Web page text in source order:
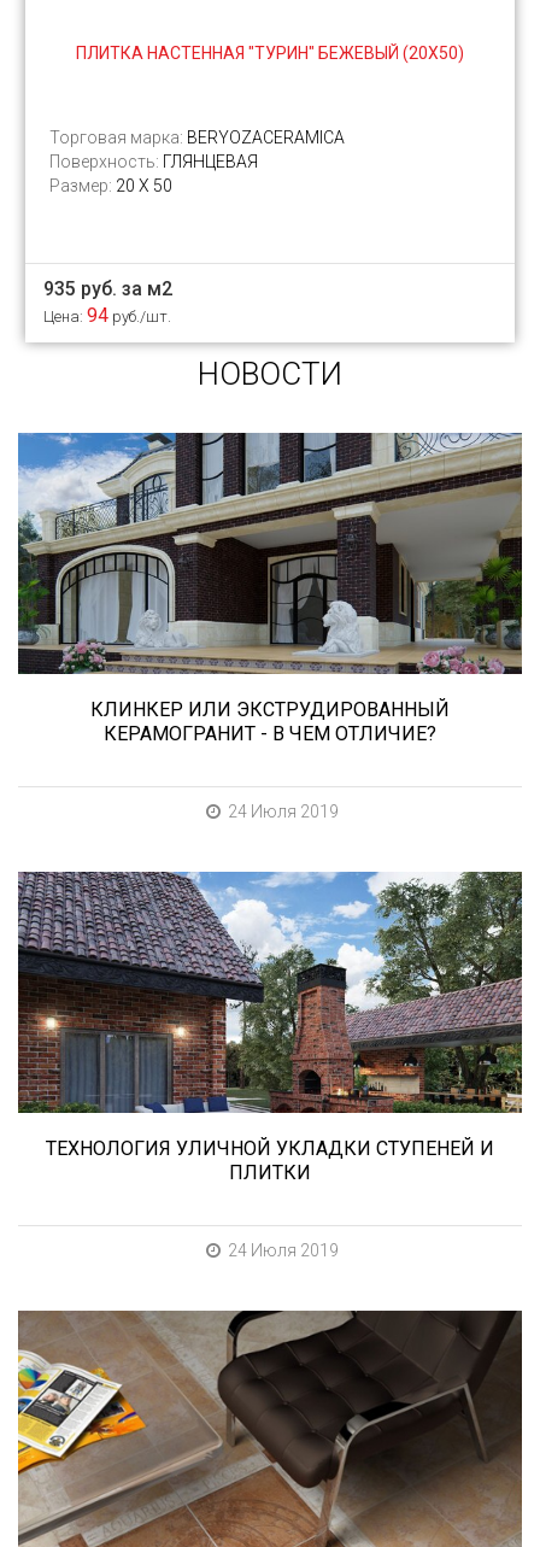
ПЛИТКА НАСТЕННАЯ "ТУРИН" БЕЖЕВЫЙ (20Х50)
Торговая марка: BERYOZACERAMICA
Поверхность: ГЛЯНЦЕВАЯ
Размер: 20 Х 50
935 руб. за м2
Цена: 94 руб./шт.
НОВОСТИ
Сегодня «клинкером» называют все подряд...
и напольную плитку и ступени (фронтальные,
угловые) для облицовки крыльца, фасадную
плитку и другие материалы преимущественно
для экстерьерной отделки домов, зон
мангала, барбекю, лестниц и...
КЛИНКЕР ИЛИ ЭКСТРУДИРОВАННЫЙ
КЕРАМОГРАНИТ - В ЧЕМ ОТЛИЧИЕ?
24 Июля 2019
В этой статье мы расскажем о том, что
нужно учесть при выборе и укладке уличных
облицовочных материалов (ступени и плитка).
ТЕХНОЛОГИЯ УЛИЧНОЙ УКЛАДКИ СТУПЕНЕЙ И
ПЛИТКИ
24 Июля 2019
При выборе любой плитки важно важны не
только цвет и размер, но и ее
износостойкость. Как же определить
износостойкость керамической плитки и
керамогранита? Сейчас расскажем.